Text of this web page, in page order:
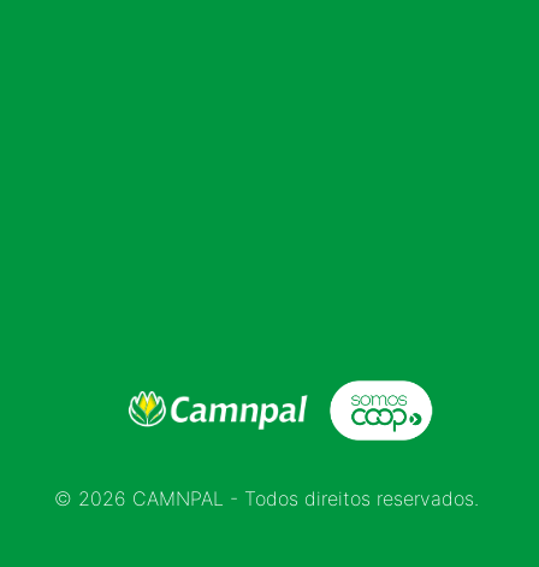
© 2026 CAMNPAL - Todos direitos reservados.